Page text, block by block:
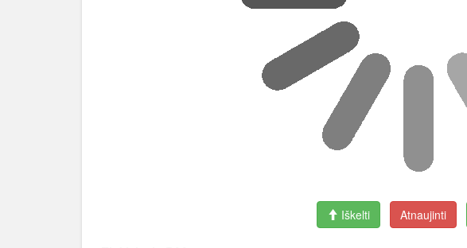
Iškelti Atnaujinti